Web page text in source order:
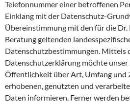
Telefonnummer einer betroffenen
Einklang mit der Datenschutz-
Übereinstimmung mit den für die Dr.
Beratung geltenden
Datenschutzbestimmungen. Mittels
Datenschutzerklärung möchte
Öffentlichkeit über Art, Umfang und
erhobenen, genutzten und
Daten informieren. Ferner werden